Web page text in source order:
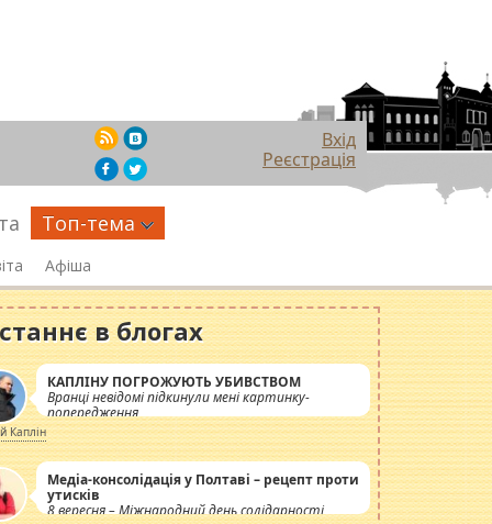
Вхід
Реєстрація
Топ-тема
Афіша
в блогах
КАПЛІНУ ПОГРОЖУЮТЬ УБИВСТВОМ
Вранці невідомі підкинули мені картинку-
попередження
Каплін
Медіа-консолідація у Полтаві – рецепт проти
утисків
8 вересня – Міжнародний день солідарності